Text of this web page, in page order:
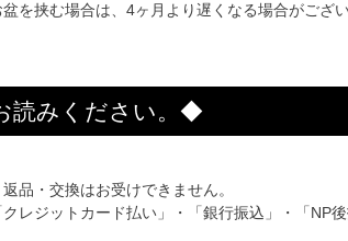
を挟む場合は、4ヶ月より遅くなる場合がござい
読みください。◆
品・交換はお受けできません。
レジットカード払い」・「銀行振込」・「NP